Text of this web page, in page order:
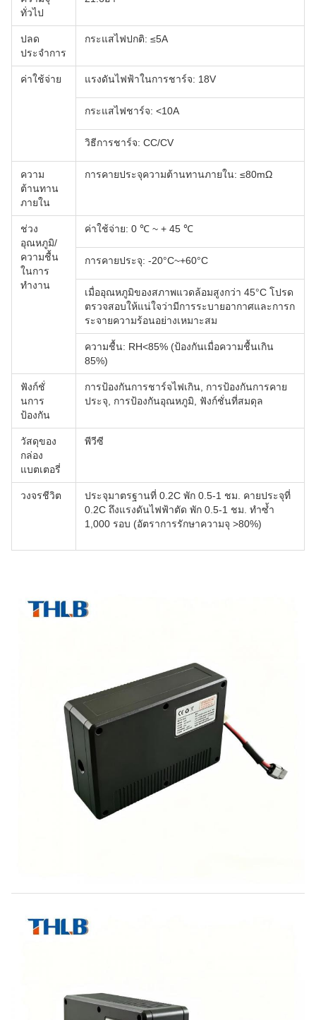
ทั่วไป
ปลด
ประจำการ
กระแสไฟปกติ: ≤5A
ค่าใช้จ่าย แรงดันไฟฟ้าในการชาร์จ: 18V
กระแสไฟชาร์จ: <10A
วิธีการชาร์จ: CC/CV
ความ
ต้านทาน
ภายใน
การคายประจุความต้านทานภายใน: ≤80mΩ
ช่วง
อุณหภูมิ/
ความชื้น
ในการ
ทำงาน
ค่าใช้จ่าย: 0 ℃ ~ + 45 ℃
การคายประจุ: -20°C~+60°C
เมื่ออุณหภูมิของสภาพแวดล้อมสูงกว่า 45°C โปรด
ตรวจสอบให้แน่ใจว่ามีการระบายอากาศและการก
ระจายความร้อนอย่างเหมาะสม
ความชื้น: RH<85% (ป้องกันเมื่อความชื้นเกิน
85%)
ฟังก์ชั่
นการ
ป้องกัน
การป้องกันการชาร์จไฟเกิน, การป้องกันการคาย
ประจุ, การป้องกันอุณหภูมิ, ฟังก์ชั่นที่สมดุล
วัสดุของ
กล่อง
แบตเตอรี่
พีวีซี
วงจรชีวิต
ประจุมาตรฐานที่ 0.2C พัก 0.5-1 ชม. คายประจุที่
0.2C ถึงแรงดันไฟฟ้าตัด พัก 0.5-1 ชม. ทำซ้ำ
1,000 รอบ (อัตราการรักษาความจุ >80%)